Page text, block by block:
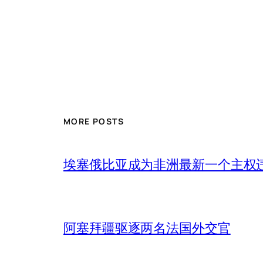
MORE POSTS
埃塞俄比亚成为非洲最新一个主权
阿塞拜疆驱逐两名法国外交官